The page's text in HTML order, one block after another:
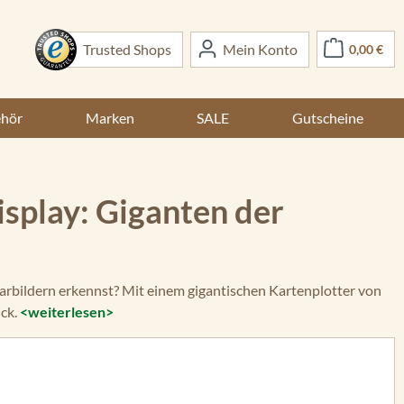
Trusted Shops Mein Konto 0,00 €
Marken SALE Gutscheine
Giganten der
erkennst? Mit einem gigantischen Kartenplotter von
<weiterlesen>